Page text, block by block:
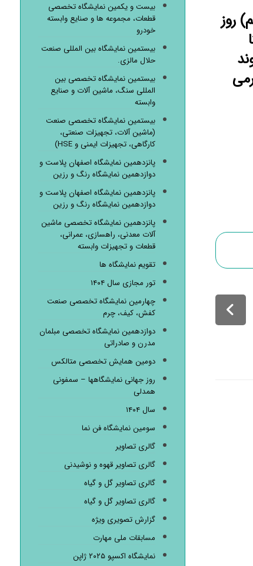
روز
بیست و یکمین نمایشگاه تخصصی
قطعات، مجموعه ها و صنایع وابسته
خودرو
بیستمین نمایشگاه بین المللی صنعت
حلال مالزی.
بیستمین نمایشگاه تخصصی بین
المللی سنگ، ماشین آلات و صنایع
وابسته
بیستمین نمایشگاه تخصصی صنعت
(ماشین آلات، تجهیزات صنعتی،
کارگاهی، تجهیزات ایمنی و HSE)
پانزدهمین نمایشگاه اصفهان پلاست و
دوازدهمین نمایشگاه رنگ و رزین
پانزدهمین نمایشگاه اصفهان پلاست و
دوازدهمین نمایشگاه رنگ و رزین
پانزدهمین نمایشگاه تخصصی ماشین
آلات معدنی، راهسازی، عمرانی،
قطعات و تجهیزات وابسته
تقویم نمایشگاه ها
تور مجازی سال ۱۴۰۴
چهارمین نمایشگاه تخصصی صنعت
کفش، کیف، چرم
دوازدهمین نمایشگاه تخصصی مبلمان
مدرن و صادراتی
دومین همایش تخصصی متالکس
روز جهانی نمایشگاهها – سمفونی
همدلی
سال ۱۴۰۴
سومین نمایشگاه فن نما
گالری تصاویر
گالری تصاویر قهوه و نوشیدنی
گالری تصاویر گل و گیاه
گالری تصاویر گل و گیاه
گزارش تصویری ویژه
مسابقات ملی مهارت
نمایشگاه اکسپو ۲۰۲۵ ژاپن